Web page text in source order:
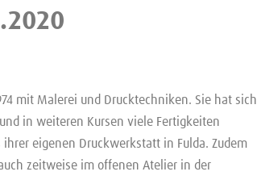
mit Malerei und Drucktechniken. Sie hat sich
in weiteren Kursen viele Fertigkeiten
eigenen Druckwerkstatt in Fulda. Zudem
zeitweise im offenen Atelier in der